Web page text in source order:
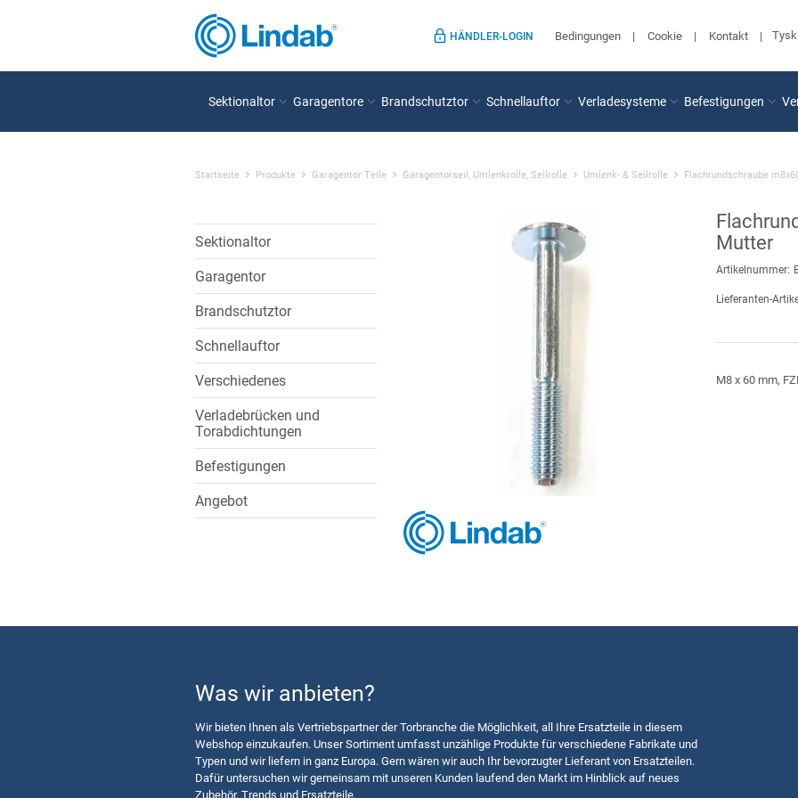
HÄNDLER-LOGIN Bedingungen Cookie Kontakt Tysk
Sektionaltor Garagentore Brandschutztor Schnellauftor Verladesysteme Befestigungen
Startseite Produkte Garagentor Teile Garagentorseil, Umlenkrolle, Seilrolle Umlenk- & Seilrolle Flachrundschraube
Sektionaltor
Garagentor
Brandschutztor
Schnellauftor
Verschiedenes
Verladebrücken und
Torabdichtungen
Befestigungen
Angebot
Mutter
Artikelnummer:
Lieferanten-
M8 x 60 mm,
Was wir anbieten?
Wir bieten Ihnen als Vertriebspartner der Torbranche die Möglichkeit, all Ihre Ersatzteile in diesem
Webshop einzukaufen. Unser Sortiment umfasst unzählige Produkte für verschiedene Fabrikate und
Typen und wir liefern in ganz Europa. Gern wären wir auch Ihr bevorzugter Lieferant von Ersatzteilen.
Dafür untersuchen wir gemeinsam mit unseren Kunden laufend den Markt im Hinblick auf neues
Zubehör, Trends und Ersatzteile.